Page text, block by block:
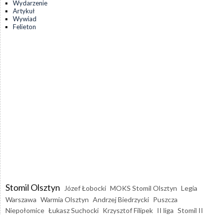
Wydarzenie
Artykuł
Wywiad
Felieton
Stomil Olsztyn Józef Łobocki MOKS Stomil Olsztyn Legia
Warszawa Warmia Olsztyn Andrzej Biedrzycki Puszcza
Niepołomice Łukasz Suchocki Krzysztof Filipek II liga Stomil II